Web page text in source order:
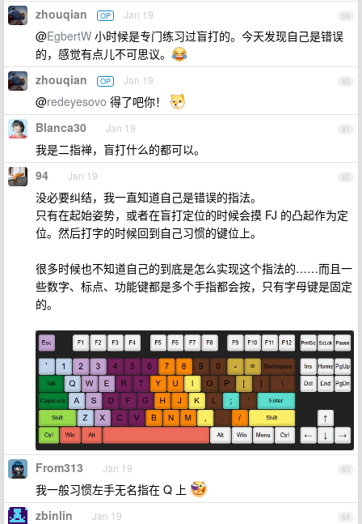
59
zhouqian OP Jan 19
@EgbertW 小时候是专门练习过盲打的。今天发现自己是错误
的，感觉有点儿不可思议。
60
zhouqian OP Jan 19
@redeyesovo 得了吧你！
61
Blanca30 Jan 19
我是二指禅，盲打什么的都可以。
62
94 Jan 19
没必要纠结，我一直知道自己是错误的指法。
只有在起始姿势，或者在盲打定位的时候会摸 FJ 的凸起作为定
位。然后打字的时候回到自己习惯的键位上。
很多时候也不知道自己的到底是怎么实现这个指法的……而且一
些数字、标点、功能键都是多个手指都会按，只有字母键是固定
的。
63
From313 Jan 19
我一般习惯左手无名指在 Q 上
64
zbinlin Jan 19